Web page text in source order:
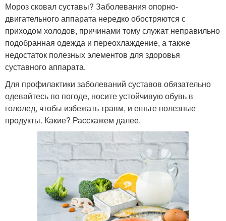
Мороз сковал суставы? Заболевания опорно-
двигательного аппарата нередко обостряются с
приходом холодов, причинами тому служат неправильно
подобранная одежда и переохлаждение, а также
недостаток полезных элементов для здоровья
суставного аппарата.
Для профилактики заболеваний суставов обязательно
одевайтесь по погоде, носите устойчивую обувь в
гололед, чтобы избежать травм, и ешьте полезные
продукты. Какие? Расскажем далее.